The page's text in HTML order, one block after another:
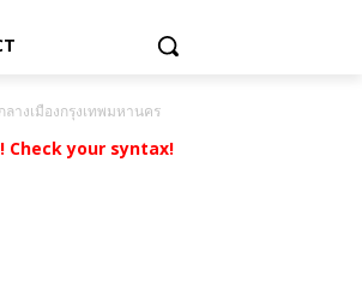
างเมืองกรุงเทพมหานคร
Check your syntax!